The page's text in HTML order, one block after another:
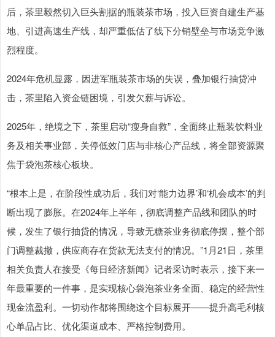
后，茶里毅然切入巨头割据的瓶装茶市场，投入巨资自建生产基
地、引进高速生产线，却严重低估了线下分销壁垒与市场竞争激
烈程度。
2024年危机显露，因进军瓶装茶市场的失误，叠加银行抽贷冲
击，茶里陷入资金链困境，引发欠薪与诉讼。
2025年，绝境之下，茶里启动“瘦身自救”，全面终止瓶装饮料业
务及相关事业部，关停低效门店与非核心产品线，将全部资源聚
焦于袋泡茶核心板块。
“根本上是，在阶段性成功后，我们对‘能力边界’和‘机会成本’的判
断出现了膨胀。在2024年上半年，彻底调整产品线和团队的时
候，发生了银行抽贷的情况，导致无糖茶业务彻底停摆，整个部
门调整裁撤，供应商存在货款无法支付的情况。”1月21日，茶里
相关负责人在接受《每日经济新闻》记者采访时表示，接下来一
年最重要的一件事，是实现核心袋泡茶业务全面、稳定的经营性
现金流盈利。一切动作都将围绕这个目标展开——提升高毛利核
心单品占比、优化渠道成本、严格控制费用。